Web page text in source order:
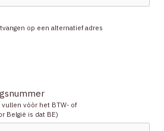
op een alternatief adres
vòòr het BTW- of
België is dat BE)